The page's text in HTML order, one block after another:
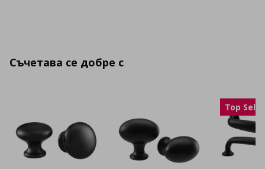
Съчетава се добре с
Top